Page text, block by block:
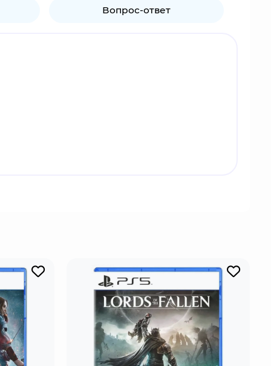
Вопрос-ответ
гонках!
за руль множества транспортных
лучшее из вселенной Hot Wheels уже здесь!
схем окраски превратите свою
заряжайте свой разгон и мчитесь по петлям,
бок о бок с другом в локальном режиме